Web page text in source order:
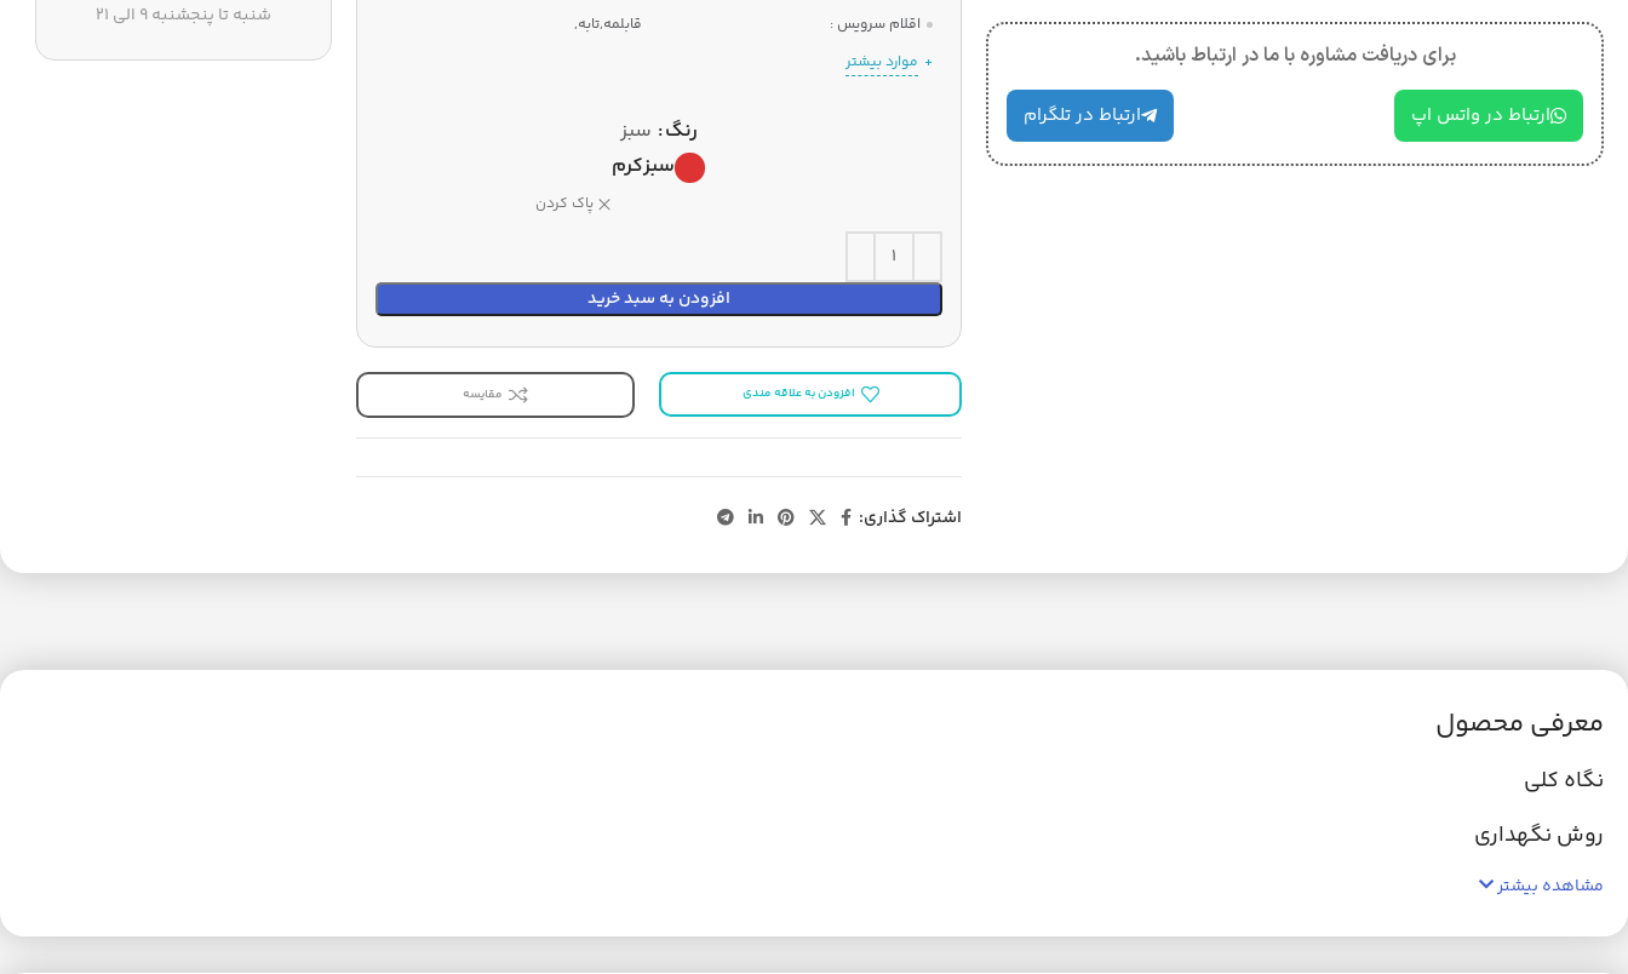
برای دریافت مشاوره با ما در ارتباط باشید.
ارتباط در واتس اپ ارتباط در تلگرام
اقلام سرویس :
قابلمه,تابه,
موارد بیشتر
رنگ سبز
سبزکرم
پاک کردن
افزودن به سبد خرید
افزودن به علاقه مندی مقایسه
اشتراک گذاری:
شنبه تا پنجشنبه ۹ الی ۲۱
معرفی محصول
نگاه کلی
روش نگهداری
مشاهده بیشتر